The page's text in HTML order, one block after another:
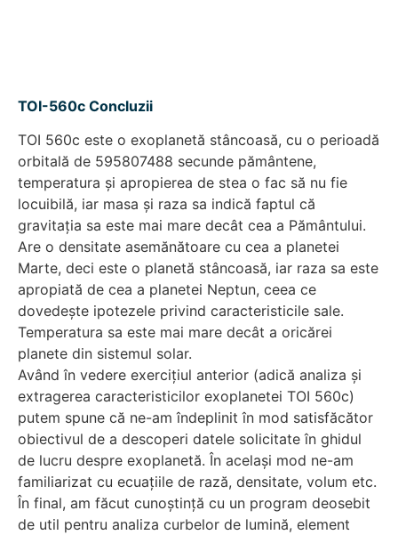
TOI-560c Concluzii
TOI 560c este o exoplanetă stâncoasă, cu o perioadă
orbitală de 595807488 secunde pământene,
temperatura și apropierea de stea o fac să nu fie
locuibilă, iar masa și raza sa indică faptul că
gravitația sa este mai mare decât cea a Pământului.
Are o densitate asemănătoare cu cea a planetei
Marte, deci este o planetă stâncoasă, iar raza sa este
apropiată de cea a planetei Neptun, ceea ce
dovedește ipotezele privind caracteristicile sale.
Temperatura sa este mai mare decât a oricărei
planete din sistemul solar.
Având în vedere exercițiul anterior (adică analiza și
extragerea caracteristicilor exoplanetei TOI 560c)
putem spune că ne-am îndeplinit în mod satisfăcător
obiectivul de a descoperi datele solicitate în ghidul
de lucru despre exoplanetă. În același mod ne-am
familiarizat cu ecuațiile de rază, densitate, volum etc.
În final, am făcut cunoștință cu un program deosebit
de util pentru analiza curbelor de lumină, element